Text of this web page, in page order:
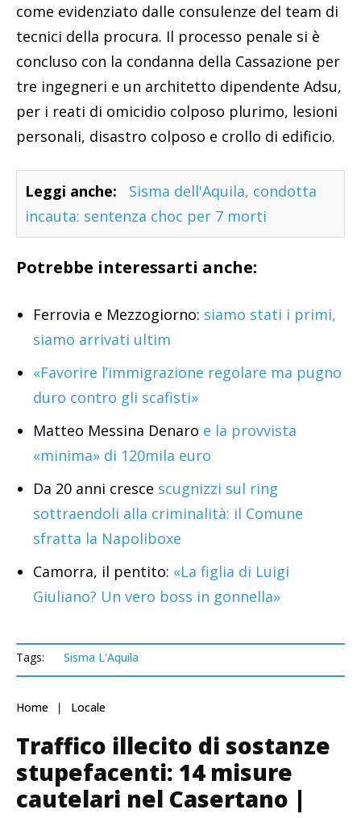
come evidenziato dalle consulenze del team di
tecnici della procura. Il processo penale si è
concluso con la condanna della Cassazione per
tre ingegneri e un architetto dipendente Adsu,
per i reati di omicidio colposo plurimo, lesioni
personali, disastro colposo e crollo di edificio.
Leggi anche:
Sisma dell'Aquila, condotta
incauta: sentenza choc per 7 morti
Potrebbe interessarti anche:
Ferrovia e Mezzogiorno: siamo stati i primi,
siamo arrivati ultim
«Favorire l’immigrazione regolare ma pugno
duro contro gli scafisti»
Matteo Messina Denaro e la provvista
«minima» di 120mila euro
Da 20 anni cresce scugnizzi sul ring
sottraendoli alla criminalità: il Comune
sfratta la Napoliboxe
Camorra, il pentito: «La figlia di Luigi
Giuliano? Un vero boss in gonnella»
Tags: Sisma L'Aquila
Home Locale
Traffico illecito di sostanze
stupefacenti: 14 misure
cautelari nel Casertano |